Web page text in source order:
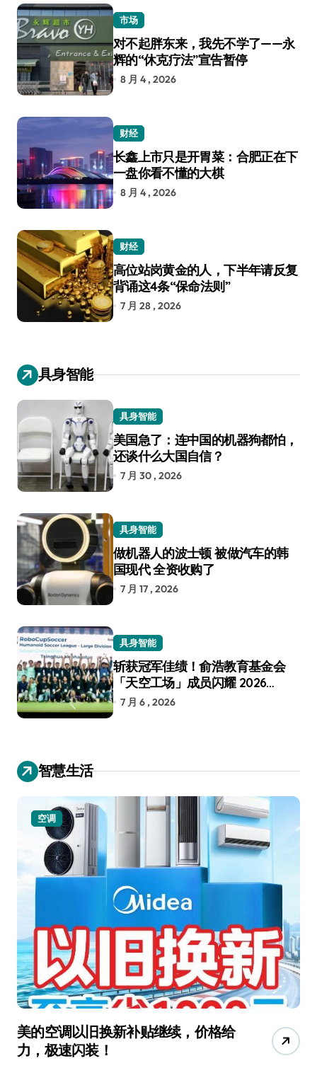
市场
对不起胖东来，我先不学了——永
辉的“休克疗法”宣告暂停
8 月 4 , 2026
财经
长鑫上市只是开胃菜：合肥正在下
一盘你看不懂的大棋
8 月 4 , 2026
财经
高位站岗黄金的人，下半年请反复
背诵这4条“保命法则”
7 月 28 , 2026
具身智能
具身智能
美国急了：连中国的机器狗都怕，
还谈什么大国自信？
7 月 30 , 2026
具身智能
做机器人的波士顿 被做汽车的韩
国现代 全资收购了
7 月 17 , 2026
具身智能
斩获冠军佳绩！俞浩教育基金会
「天空工场」成员闪耀 2026
RoboCup 机器人世界杯
7 月 6 , 2026
智慧生活
空调
美的空调以旧换新补贴继续，价格给
力，极速闪装！